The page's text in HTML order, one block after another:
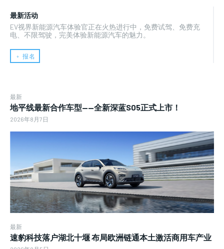
最新活动
EV视界新能源汽车体验官正在火热进行中，免费试驾、免费充
电、不限驾驶，完美体验新能源汽车的魅力。
﹢ 报名
最新
地平线最新合作车型——全新深蓝S05正式上市！
2026年8月7日
最新
速豹科技落户湖北十堰 布局欧洲链通本土激活商用车产业